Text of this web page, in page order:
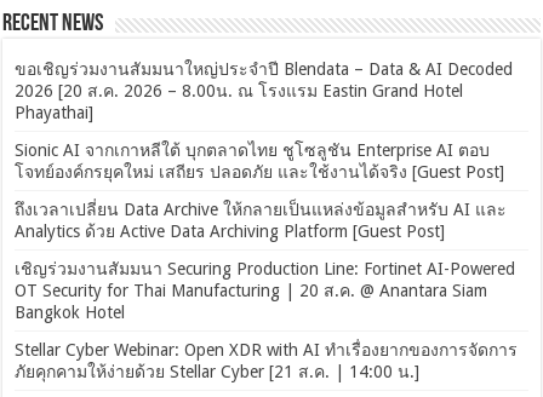
Recent News
ขอเชิญร่วมงานสัมมนาใหญ่ประจำปี Blendata – Data & AI Decoded
2026 [20 ส.ค. 2026 – 8.00น. ณ โรงแรม Eastin Grand Hotel
Phayathai]
Sionic AI จากเกาหลีใต้ บุกตลาดไทย ชูโซลูชัน Enterprise AI ตอบ
โจทย์องค์กรยุคใหม่ เสถียร ปลอดภัย และใช้งานได้จริง [Guest Post]
ถึงเวลาเปลี่ยน Data Archive ให้กลายเป็นแหล่งข้อมูลสำหรับ AI และ
Analytics ด้วย Active Data Archiving Platform [Guest Post]
เชิญร่วมงานสัมมนา Securing Production Line: Fortinet AI-Powered
OT Security for Thai Manufacturing | 20 ส.ค. @ Anantara Siam
Bangkok Hotel
Stellar Cyber Webinar: Open XDR with AI ทำเรื่องยากของการจัดการ
ภัยคุกคามให้ง่ายด้วย Stellar Cyber [21 ส.ค. | 14:00 น.]